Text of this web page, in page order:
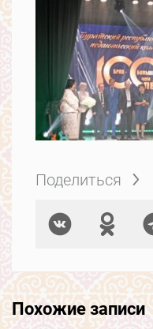
Поделиться
Похожие записи